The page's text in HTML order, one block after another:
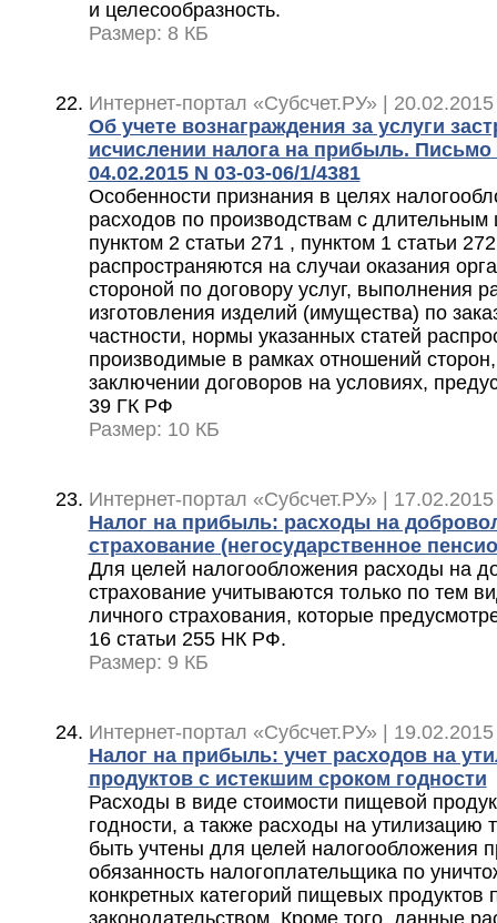
и целесообразность.
Размер: 8 КБ
Интернет-портал «Субсчет.РУ» |
Об учете вознаграждения за услуги
исчислении налога на прибыль.
04.02.2015 N 03-03-06/1/4381
Особенности признания в целях
расходов по производствам с
пунктом 2 статьи 271 , пунктом 1 статьи
распространяются на случаи оказания
стороной по договору услуг, выполнения
изготовления изделий (имущества) по
частности, нормы указанных статей
производимые в рамках отношений
заключении договоров на условиях,
39 ГК РФ
Размер: 10 КБ
Интернет-портал «Субсчет.РУ» |
Налог на прибыль: расходы на
страхование (негосударственное
Для целей налогообложения расходы на
страхование учитываются только по тем
личного страхования, которые
16 статьи 255 НК РФ.
Размер: 9 КБ
Интернет-портал «Субсчет.РУ» |
Налог на прибыль: учет расходов на
продуктов с истекшим сроком годности
Расходы в виде стоимости пищевой
годности, а также расходы на утилизацию
быть учтены для целей налогообложения
обязанность налогоплательщика по
конкретных категорий пищевых продуктов